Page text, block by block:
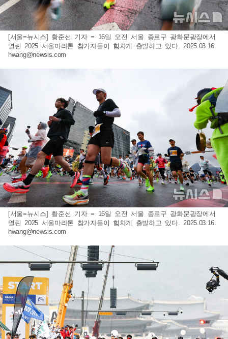
[서울=뉴시스] 황준선 기자 = 16일 오전 서울 종로구 광화문광장에서
열린 2025 서울마라톤 참가자들이 힘차게 출발하고 있다. 2025.03.16.
hwang@newsis.com
[서울=뉴시스] 황준선 기자 = 16일 오전 서울 종로구 광화문광장에서
열린 2025 서울마라톤 참가자들이 힘차게 출발하고 있다. 2025.03.16.
hwang@newsis.com